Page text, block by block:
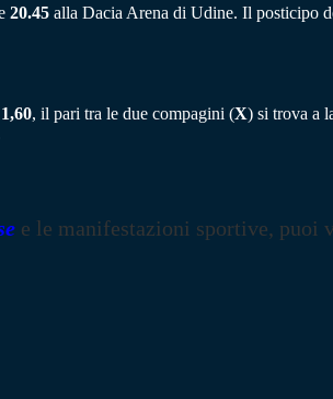
20.45 alla Dacia Arena di Udine. Il posticipo
1,60, il pari tra le due compagini (X) si trova a
e le manifestazioni sportive, puoi